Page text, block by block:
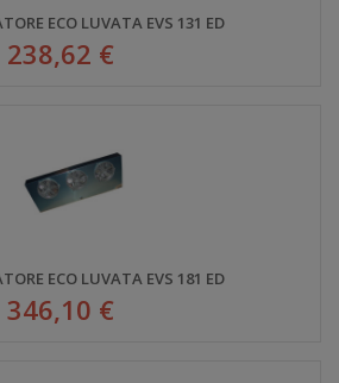
ECO LUVATA EVS 131 ED
238,62 €
ECO LUVATA EVS 181 ED
346,10 €